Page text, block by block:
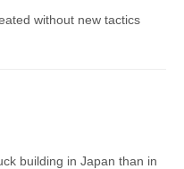
without new tactics
building in Japan than in